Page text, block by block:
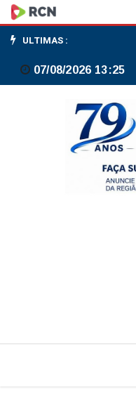
EUA:
Lutnick
diz
acordo
ULTIMAS :
07/08/2026 13:25